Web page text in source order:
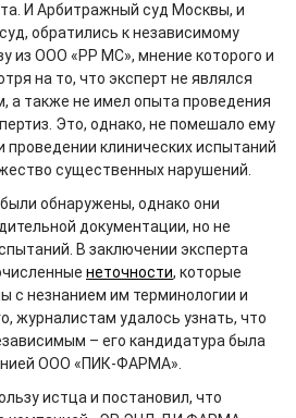
И Арбитражный суд Москвы, и
обратились к независимому
из ООО «РР МС», мнение которого и
на то, что эксперт не являлся
а также не имел опыта проведения
Это, однако, не помешало ему
проведении клинических испытаний
существенных нарушений.
обнаружены, однако они
документации, но не
В заключении эксперта
неточности, которые
с незнанием им терминологии и
журналистам удалось узнать, что
– его кандидатура была
ООО «ПИК-ФАРМА».
истца и постановил, что